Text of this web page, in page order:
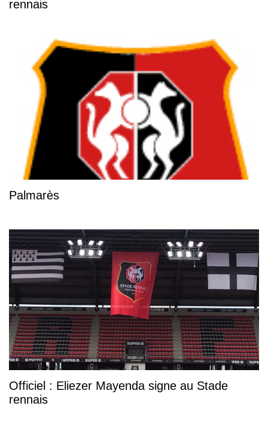
rennais
Palmarès
Officiel : Eliezer Mayenda signe au Stade
rennais